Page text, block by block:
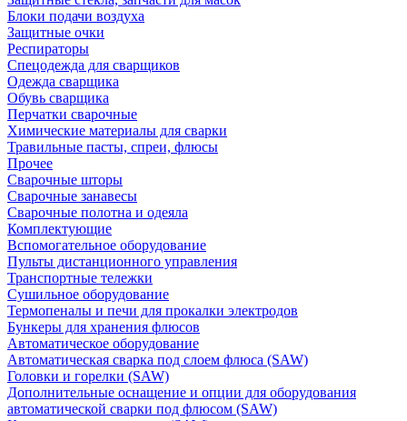
Блоки подачи воздуха
Защитные очки
Респираторы
Спецодежда для сварщиков
Одежда сварщика
Обувь сварщика
Перчатки сварочные
Химические материалы для сварки
Травильные пасты, спреи, флюсы
Прочее
Сварочные шторы
Сварочные занавесы
Сварочные полотна и одеяла
Комплектующие
Вспомогательное оборудование
Пульты дистанционного управления
Транспортные тележки
Сушильное оборудование
Термопеналы и печи для прокалки электродов
Бункеры для хранения флюсов
Автоматическое оборудование
Автоматическая сварка под слоем флюса (SAW)
Головки и горелки (SAW)
Дополнительные оснащение и опции для оборудования
автоматической сварки под флюсом (SAW)